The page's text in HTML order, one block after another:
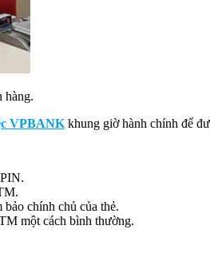
hàng.
VPBANK khung giờ hành chính để
bảo chính chủ của thẻ.
một cách bình thường.